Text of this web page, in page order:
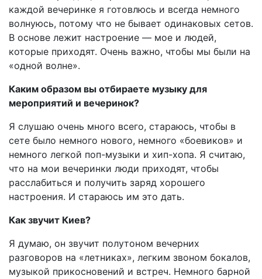
каждой вечеринке я готовлюсь и всегда немного
волнуюсь, потому что не бывает одинаковых сетов.
В основе лежит настроение — мое и людей,
которые приходят. Очень важно, чтобы мы были на
«одной волне».
Каким образом вы отбираете музыку для
мероприятий и вечеринок?
Я слушаю очень много всего, стараюсь, чтобы в
сете было немного нового, немного «боевиков» и
немного легкой поп-музыки и хип-хопа. Я считаю,
что на мои вечеринки люди приходят, чтобы
расслабиться и получить заряд хорошего
настроения. И стараюсь им это дать.
Как звучит Киев?
Я думаю, он звучит полутоном вечерних
разговоров на «летниках», легким звоном бокалов,
музыкой прикосновений и встреч. Немного барной